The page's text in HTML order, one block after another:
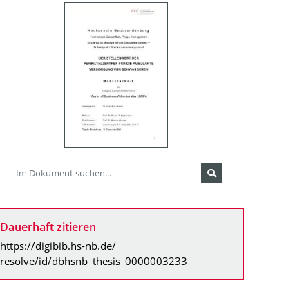
Dauerhaft zitieren
https://digibib.hs-nb.de/
resolve/id/dbhsnb_thesis_0000003233